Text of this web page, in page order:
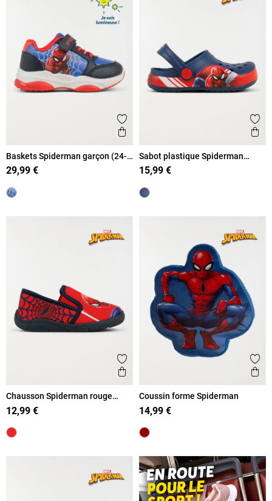
Ajouter aux favoris
Aperçu rapide
Baskets Spiderman garçon (24-
30)
29,99 €
Sabot plastique Spiderman
garçon (24-30)
15,99 €
Ajouter aux favoris
Aperçu rapide
Chausson Spiderman rouge
garçon (24-30)
12,99 €
Coussin forme Spiderman
14,99 €